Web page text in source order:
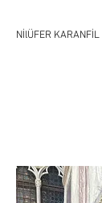
NİlÜFER KARANFİL